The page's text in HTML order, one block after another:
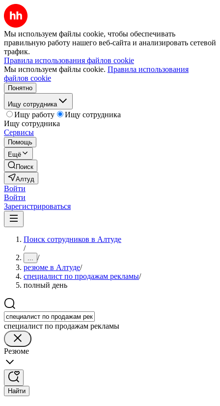
Мы используем файлы cookie, чтобы обеспечивать
правильную работу нашего веб-сайта и анализировать сетевой
трафик.
Правила использования файлов cookie
Мы используем файлы cookie. Правила использования
файлов cookie
Понятно
Ищу сотрудника
Ищу работу
Ищу сотрудника
Ищу сотрудника
Сервисы
Помощь
Ещё
Поиск
Алтуд
Войти
Войти
Зарегистрироваться
Поиск сотрудников в Алтуде
/
... /
резюме в Алтуде/
специалист по продажам рекламы/
полный день
специалист по продажам рекламы
Резюме
Найти